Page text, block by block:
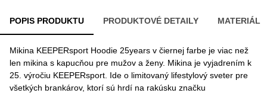
POPIS PRODUKTU PRODUKTOVÉ DETAILY MATERIÁL
Mikina KEEPERsport Hoodie 25years v čiernej farbe je viac než
len mikina s kapucňou pre mužov a ženy. Mikina je vyjadrením k
25. výročiu KEEPERsport. Ide o limitovaný lifestylový sveter pre
všetkých brankárov, ktorí sú hrdí na rakúsku značku